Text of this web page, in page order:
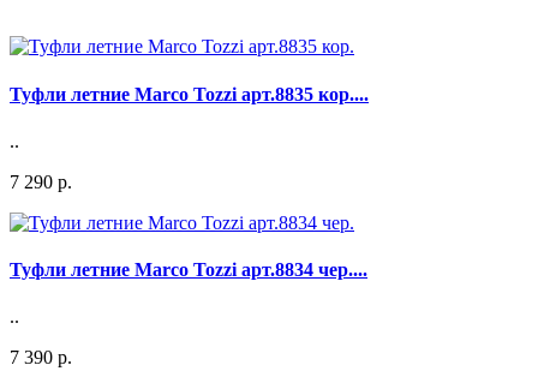
Туфли летние Marco Tozzi арт.8835 кор....
..
7 290 р.
Туфли летние Marco Tozzi арт.8834 чер....
..
7 390 р.